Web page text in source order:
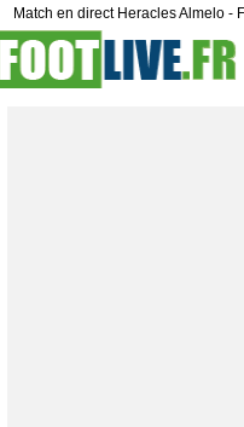
Match en direct Heracles Almelo -